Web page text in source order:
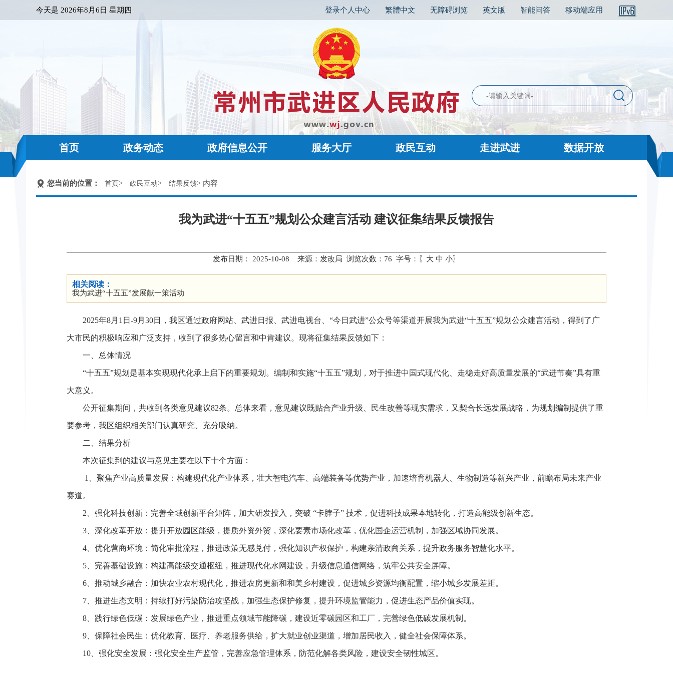
今天是 2026年8月6日 星期四 登录个人中心 繁體中文 无障碍浏览 英文版 智能问答 移动端应用
首页 政务动态 政府信息公开 服务大厅 政民互动 走进武进 数据开放
您当前的位置： 首页> 政民互动> 结果反馈> 内容
我为武进“十五五”规划公众建言活动 建议征集结果反馈报告
发布日期： 2025-10-08 来源：发改局 浏览次数： 76 字号：〖 大 中 小〗
相关阅读：
我为武进“十五五”发展献一策活动
2025年8月1日-9月30日，我区通过政府网站、武进日报、武进电视台、“今日武进”公众号等渠道开展我为武进“十五五”规划公众建言活动，得到了广
大市民的积极响应和广泛支持，收到了很多热心留言和中肯建议。现将征集结果反馈如下：
一、总体情况
“十五五”规划是基本实现现代化承上启下的重要规划。编制和实施“十五五”规划，对于推进中国式现代化、走稳走好高质量发展的“武进节奏”具有重
大意义。
公开征集期间，共收到各类意见建议82条。总体来看，意见建议既贴合产业升级、民生改善等现实需求，又契合长远发展战略，为规划编制提供了重
要参考，我区组织相关部门认真研究、充分吸纳。
二、结果分析
本次征集到的建议与意见主要在以下十个方面：
1、聚焦产业高质量发展：构建现代化产业体系，壮大智电汽车、高端装备等优势产业，加速培育机器人、生物制造等新兴产业，前瞻布局未来产业
赛道。
2、强化科技创新：完善全域创新平台矩阵，加大研发投入，突破 “卡脖子” 技术，促进科技成果本地转化，打造高能级创新生态。
3、深化改革开放：提升开放园区能级，提质外资外贸，深化要素市场化改革，优化国企运营机制，加强区域协同发展。
4、优化营商环境：简化审批流程，推进政策无感兑付，强化知识产权保护，构建亲清政商关系，提升政务服务智慧化水平。
5、完善基础设施：构建高能级交通枢纽，推进现代化水网建设，升级信息通信网络，筑牢公共安全屏障。
6、推动城乡融合：加快农业农村现代化，推进农房更新和和美乡村建设，促进城乡资源均衡配置，缩小城乡发展差距。
7、推进生态文明：持续打好污染防治攻坚战，加强生态保护修复，提升环境监管能力，促进生态产品价值实现。
8、践行绿色低碳：发展绿色产业，推进重点领域节能降碳，建设近零碳园区和工厂，完善绿色低碳发展机制。
9、保障社会民生：优化教育、医疗、养老服务供给，扩大就业创业渠道，增加居民收入，健全社会保障体系。
10、强化安全发展：强化安全生产监管，完善应急管理体系，防范化解各类风险，建设安全韧性城区。